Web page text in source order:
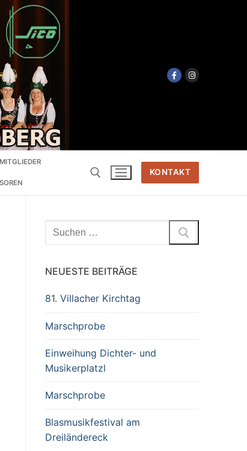
MITGLIEDER
KONTAKT
NEUESTE BEITRÄGE
81. Villacher Kirchtag
Marschprobe
Einweihung Dichter- und
Musikerplatzl
Marschprobe
Blasmusikfestival am
Dreiländereck